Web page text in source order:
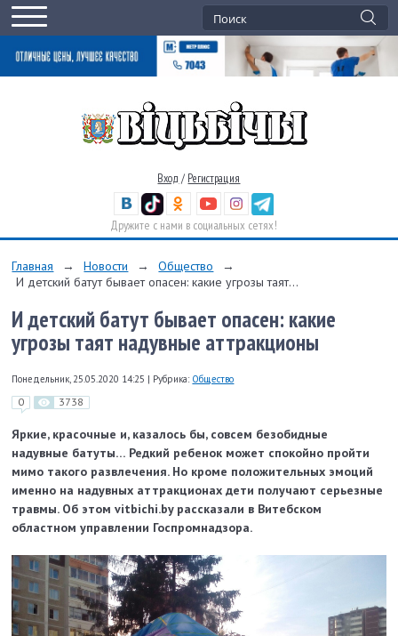
Вход / Регистрация
Дружите с нами в социальных сетях!
Главная → Новости → Общество
→
И детский батут бывает опасен: какие угрозы таят...
И детский батут бывает опасен: какие
угрозы таят надувные аттракционы
Понедельник, 25.05.2020 14:25 | Рубрика: Общество
0 3738
Яркие, красочные и, казалось бы, совсем безобидные
надувные батуты… Редкий ребенок может спокойно пройти
мимо такого развлечения. Но кроме положительных эмоций
именно на надувных аттракционах дети получают серьезные
травмы. Об этом vitbichi.by рассказали в Витебском
областном управлении Госпромнадзора.